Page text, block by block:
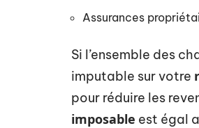
Assurances
Si l’ensemble des
imputable sur votre
pour réduire les
imposable est égal